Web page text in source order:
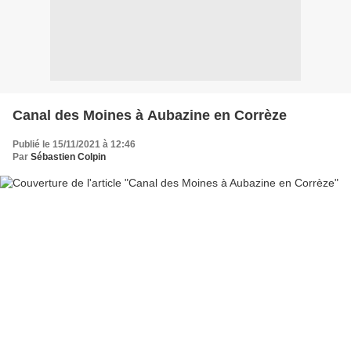
Canal des Moines à Aubazine en Corrèze
Publié le 15/11/2021 à 12:46
Par Sébastien Colpin